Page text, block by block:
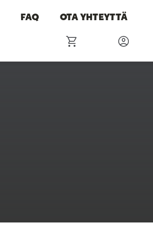
FAQ OTA YHTEYTTÄ